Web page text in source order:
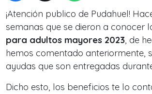
¡Atención publico de Pudahuel!
semanas que se dieron a conocer
para adultos mayores 2023, de
hemos comentado anteriormente,
ayudas que son entregadas
Dicho esto, los beneficios te lo